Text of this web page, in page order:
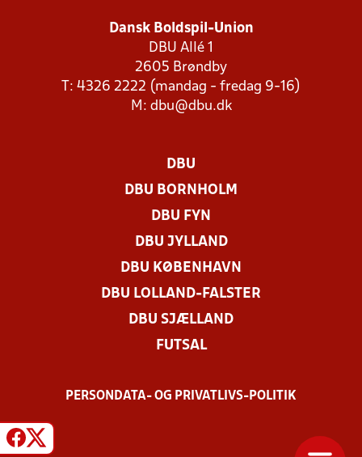
Dansk Boldspil-Union
DBU Allé 1
2605 Brøndby
T: 4326 2222 (mandag - fredag 9-16)
M: dbu@dbu.dk
DBU
DBU BORNHOLM
DBU FYN
DBU JYLLAND
DBU KØBENHAVN
DBU LOLLAND-FALSTER
DBU SJÆLLAND
FUTSAL
PERSONDATA- OG PRIVATLIVS-POLITIK